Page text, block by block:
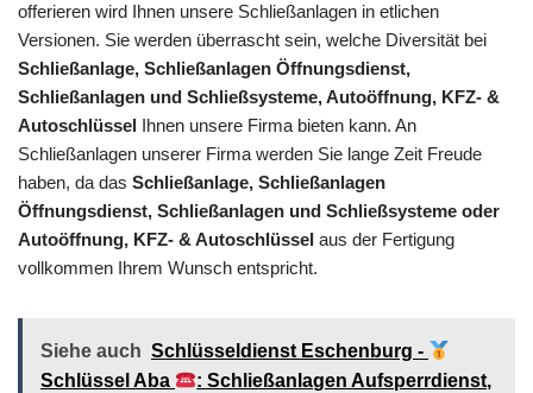
offerieren wird Ihnen unsere Schließanlagen in etlichen
Versionen. Sie werden überrascht sein, welche Diversität bei
Schließanlage, Schließanlagen Öffnungsdienst,
Schließanlagen und Schließsysteme, Autoöffnung, KFZ- &
Autoschlüssel Ihnen unsere Firma bieten kann. An
Schließanlagen unserer Firma werden Sie lange Zeit Freude
haben, da das Schließanlage, Schließanlagen
Öffnungsdienst, Schließanlagen und Schließsysteme oder
Autoöffnung, KFZ- & Autoschlüssel aus der Fertigung
vollkommen Ihrem Wunsch entspricht.
Siehe auch Schlüsseldienst Eschenburg -
Schlüssel Aba
: Schließanlagen Aufsperrdienst,